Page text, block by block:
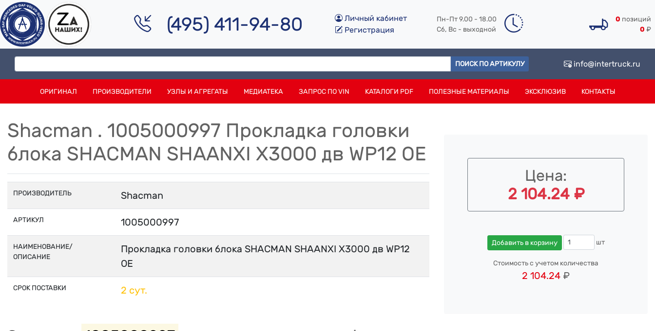
(495) 411-94-80
Личный кабинет
Регистрация
Пн-Пт 9.00 - 18.00
Сб, Вс - выходной
0 позиций
0 ₽
ПОИСК ПО АРТИКУЛУ info@intertruck.ru
ОРИГИНАЛ ПРОИЗВОДИТЕЛИ УЗЛЫ И АГРЕГАТЫ МЕДИАТЕКА ЗАПРОС ПО VIN КАТАЛОГИ PDF ПОЛЕЗНЫЕ МАТЕРИАЛЫ ЭКСКЛЮЗИВ КОНТАКТЫ
Shacman . 1005000997 Прокладка головки
блока SHACMAN SHAANXI X3000 дв WP12 OE
ПРОИЗВОДИТЕЛЬ Shacman
АРТИКУЛ 1005000997
НАИМЕНОВАНИЕ/
ОПИСАНИЕ
Прокладка головки блока SHACMAN SHAANXI X3000 дв WP12
OE
СРОК ПОСТАВКИ 2 сут.
Цена:
2 104.24 ₽
Добавить в корзину шт
Стоимость с учетом количества
2 104.24 ₽